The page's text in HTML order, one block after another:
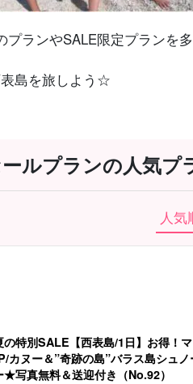
ランやSALE限定プランを
島を旅しよう☆
ルプランの人気プ
人気
特別SALE【西表島/1日】お得！
カヌー＆”奇跡の島”バラス島シュ
★写真無料＆送迎付き（No.92）